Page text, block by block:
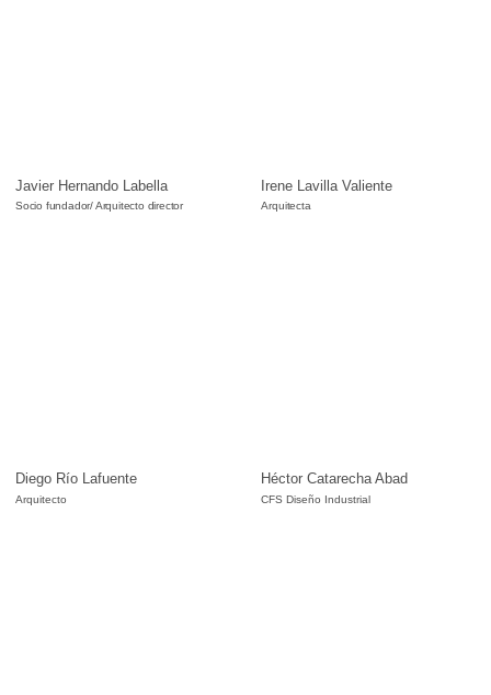
Javier Hernando Labella
Socio fundador/ Arquitecto director
Diego Río Lafuente
Arquitecto
Irene Lavilla Valiente
Arquitecta
Héctor Catarecha Abad
CFS Diseño Industrial